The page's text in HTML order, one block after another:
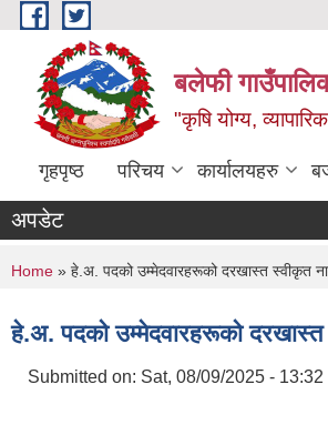
Skip to main content
बलेफी
"कृषि योग्य,
गृहपृष्ठ परिचय कार्यालयहरु
अपडेट
You are here
Home » हे.अ. पदको उम्मेदवारहरूको दरखास्त स्वीकृत
हे.अ. पदको उम्मेदवारहरूको दरखास्त
Submitted on: Sat, 08/09/2025 - 13:32